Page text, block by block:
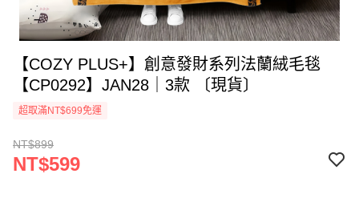
【COZY PLUS+】創意發財系列法蘭絨毛毯
【CP0292】JAN28｜3款 〔現貨〕
超取滿NT$699免運
NT$899
NT$599